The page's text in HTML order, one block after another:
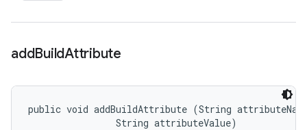
addBuildAttribute
public void addBuildAttribute (String
                String attributeValue)